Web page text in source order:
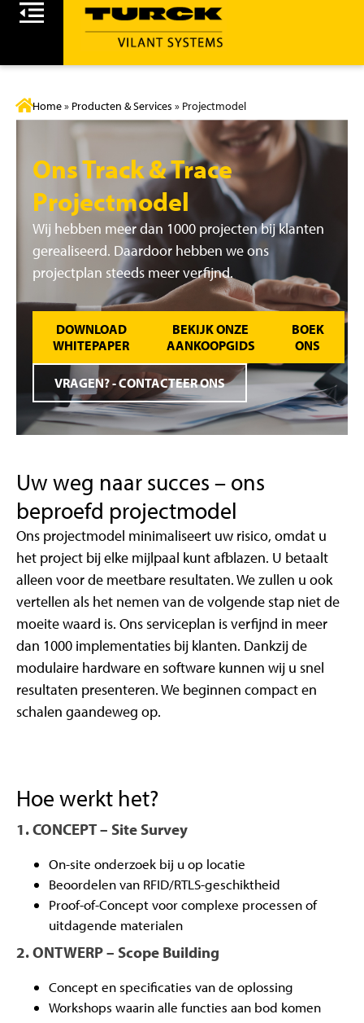
Home» Producten & Services » Projectmodel
Ons Track & Trace
Projectmodel
Wij hebben meer dan 1000 projecten bij klanten
gerealiseerd. Daardoor hebben we ons
projectplan steeds meer verfijnd.
DOWNLOAD
WHITEPAPER
BEKIJK ONZE
AANKOOPGIDS
BOEK
ONS
VRAGEN? - CONTACTEER ONS
Uw weg naar succes – ons
beproefd projectmodel
Ons projectmodel minimaliseert uw risico, omdat u
het project bij elke mijlpaal kunt afblazen. U betaalt
alleen voor de meetbare resultaten. We zullen u ook
vertellen als het nemen van de volgende stap niet de
moeite waard is. Ons serviceplan is verfijnd in meer
dan 1000 implementaties bij klanten. Dankzij de
modulaire hardware en software kunnen wij u snel
resultaten presenteren. We beginnen compact en
schalen gaandeweg op.
Hoe werkt het?
1. CONCEPT – Site Survey
On-site onderzoek bij u op locatie
Beoordelen van RFID/RTLS-geschiktheid
Proof-of-Concept voor complexe processen of
uitdagende materialen
2. ONTWERP – Scope Building
Concept en specificaties van de oplossing
Workshops waarin alle functies aan bod komen